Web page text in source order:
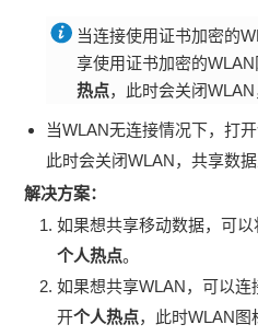
当连接使用证书加密的
享使用证书加密的
热点，此时会关闭WLAN
当WLAN无连接情况下，打开
此时会关闭WLAN，共享数据
解决方案：
如果想共享移动数据，可
个人热点。
如果想共享WLAN，可以
开个人热点，此时WLAN图